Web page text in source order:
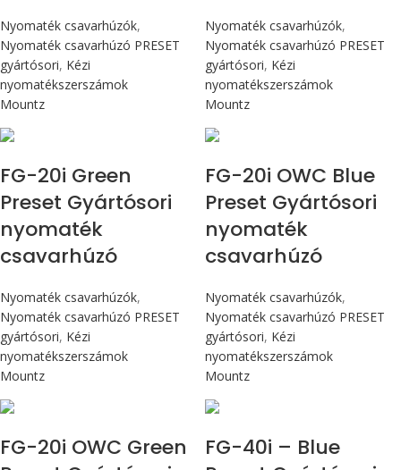
Nyomaték csavarhúzók,
Nyomaték csavarhúzó PRESET
gyártósori, Kézi
nyomatékszerszámok
Mountz
Nyomaték csavarhúzók,
Nyomaték csavarhúzó PRESET
gyártósori, Kézi
nyomatékszerszámok
Mountz
FG-20i Green
Preset Gyártósori
nyomaték
csavarhúzó
Nyomaték csavarhúzók,
Nyomaték csavarhúzó PRESET
gyártósori, Kézi
nyomatékszerszámok
Mountz
FG-20i OWC Blue
Preset Gyártósori
nyomaték
csavarhúzó
Nyomaték csavarhúzók,
Nyomaték csavarhúzó PRESET
gyártósori, Kézi
nyomatékszerszámok
Mountz
FG-20i OWC Green
FG-40i – Blue